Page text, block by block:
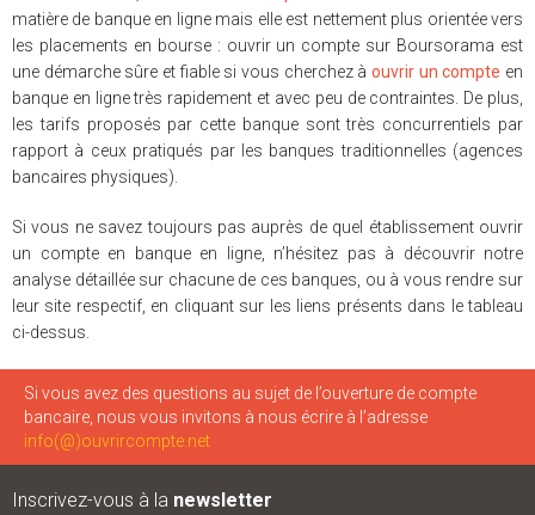
matière de banque en ligne mais elle est nettement plus orientée vers
les placements en bourse : ouvrir un compte sur Boursorama est
une démarche sûre et fiable si vous cherchez à ouvrir un compte en
banque en ligne très rapidement et avec peu de contraintes. De plus,
les tarifs proposés par cette banque sont très concurrentiels par
rapport à ceux pratiqués par les banques traditionnelles (agences
bancaires physiques).
Si vous ne savez toujours pas auprès de quel établissement ouvrir
un compte en banque en ligne, n’hésitez pas à découvrir notre
analyse détaillée sur chacune de ces banques, ou à vous rendre sur
leur site respectif, en cliquant sur les liens présents dans le tableau
ci-dessus.
Si vous avez des questions au sujet de l’ouverture de compte
bancaire, nous vous invitons à nous écrire à l’adresse
info(@)ouvrircompte.net
Inscrivez-vous à la newsletter